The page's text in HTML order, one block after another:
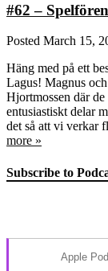
#62 –
Posted March 15,
Häng med på ett
Lagus! Magnus
Hjortmossen där
entusiastiskt delar
det så att vi verkar
more »
Subscribe to
Apple